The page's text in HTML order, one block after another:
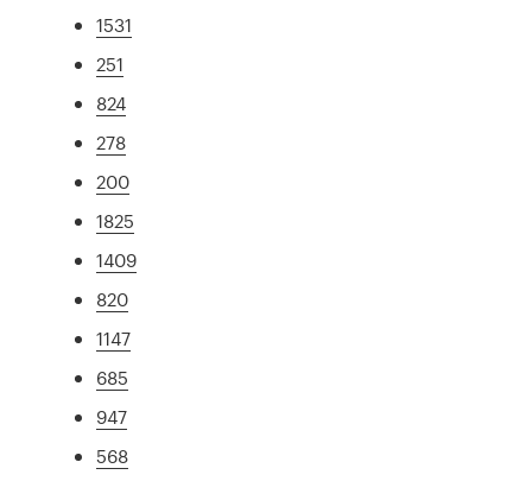
1531
251
824
278
200
1825
1409
820
1147
685
947
568